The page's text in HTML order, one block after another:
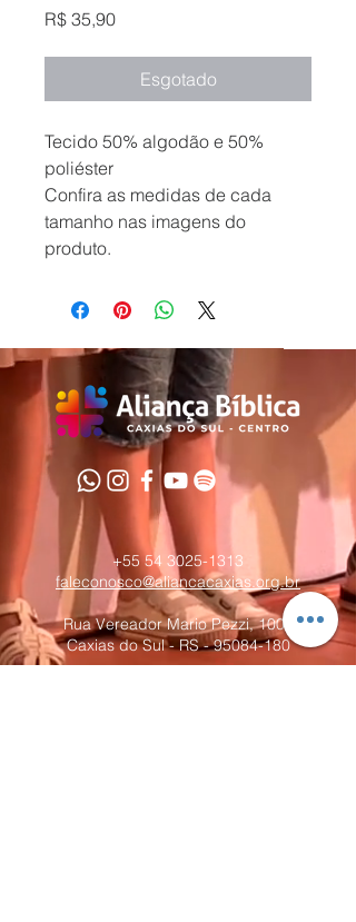
R$ 35,90Preço
Esgotado
Tecido 50% algodão e 50%
poliéster
Confira as medidas de cada
tamanho nas imagens do
produto.
+55 54 3025-1313
faleconosco@aliancacaxias.org.br
Rua Vereador Mario Pezzi, 1004
Caxias do Sul - RS -95084-180